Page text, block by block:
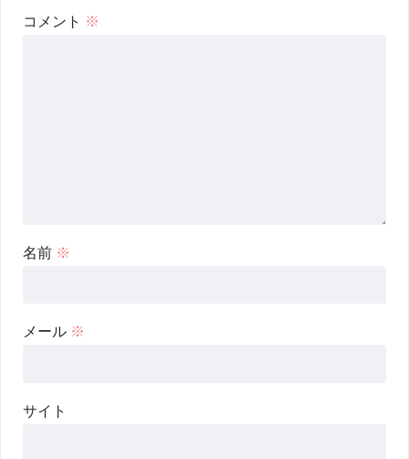
コメント ※
名前 ※
メール ※
サイト